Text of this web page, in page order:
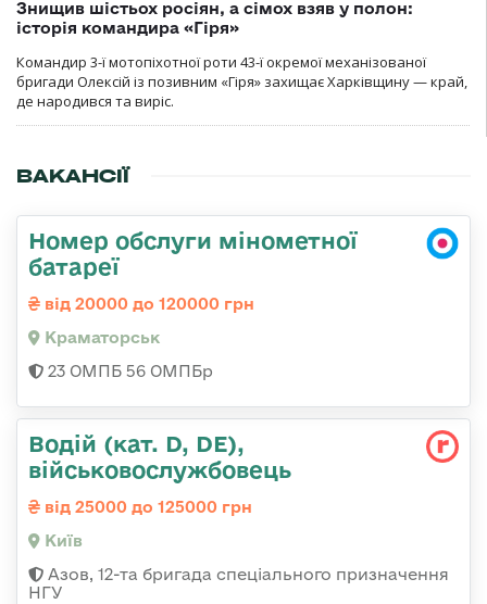
Знищив шістьох росіян, а сімох взяв у полон:
історія командира «Гіря»
Командир 3-ї мотопіхотної роти 43-ї окремої механізованої
бригади Олексій із позивним «Гіря» захищає Харківщину — край,
де народився та виріс.
ВАКАНСІЇ
Номер обслуги мінометної
батареї
від 20000 до 120000 грн
Краматорськ
23 ОМПБ 56 ОМПБр
Водій (кат. D, DE),
військовослужбовець
від 25000 до 125000 грн
Київ
Азов, 12-та бригада спеціального призначення
НГУ